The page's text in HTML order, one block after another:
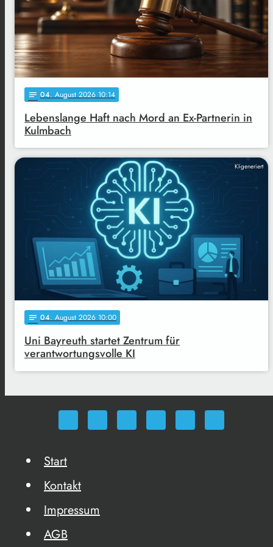
notes 04. August 2026 10:14
Lebenslange Haft nach Mord an Ex-Partnerin in
Kulmbach
KI-generiert
notes 04. August 2026 10:00
Uni Bayreuth startet Zentrum für
verantwortungsvolle KI
Start
Kontakt
Impressum
AGB